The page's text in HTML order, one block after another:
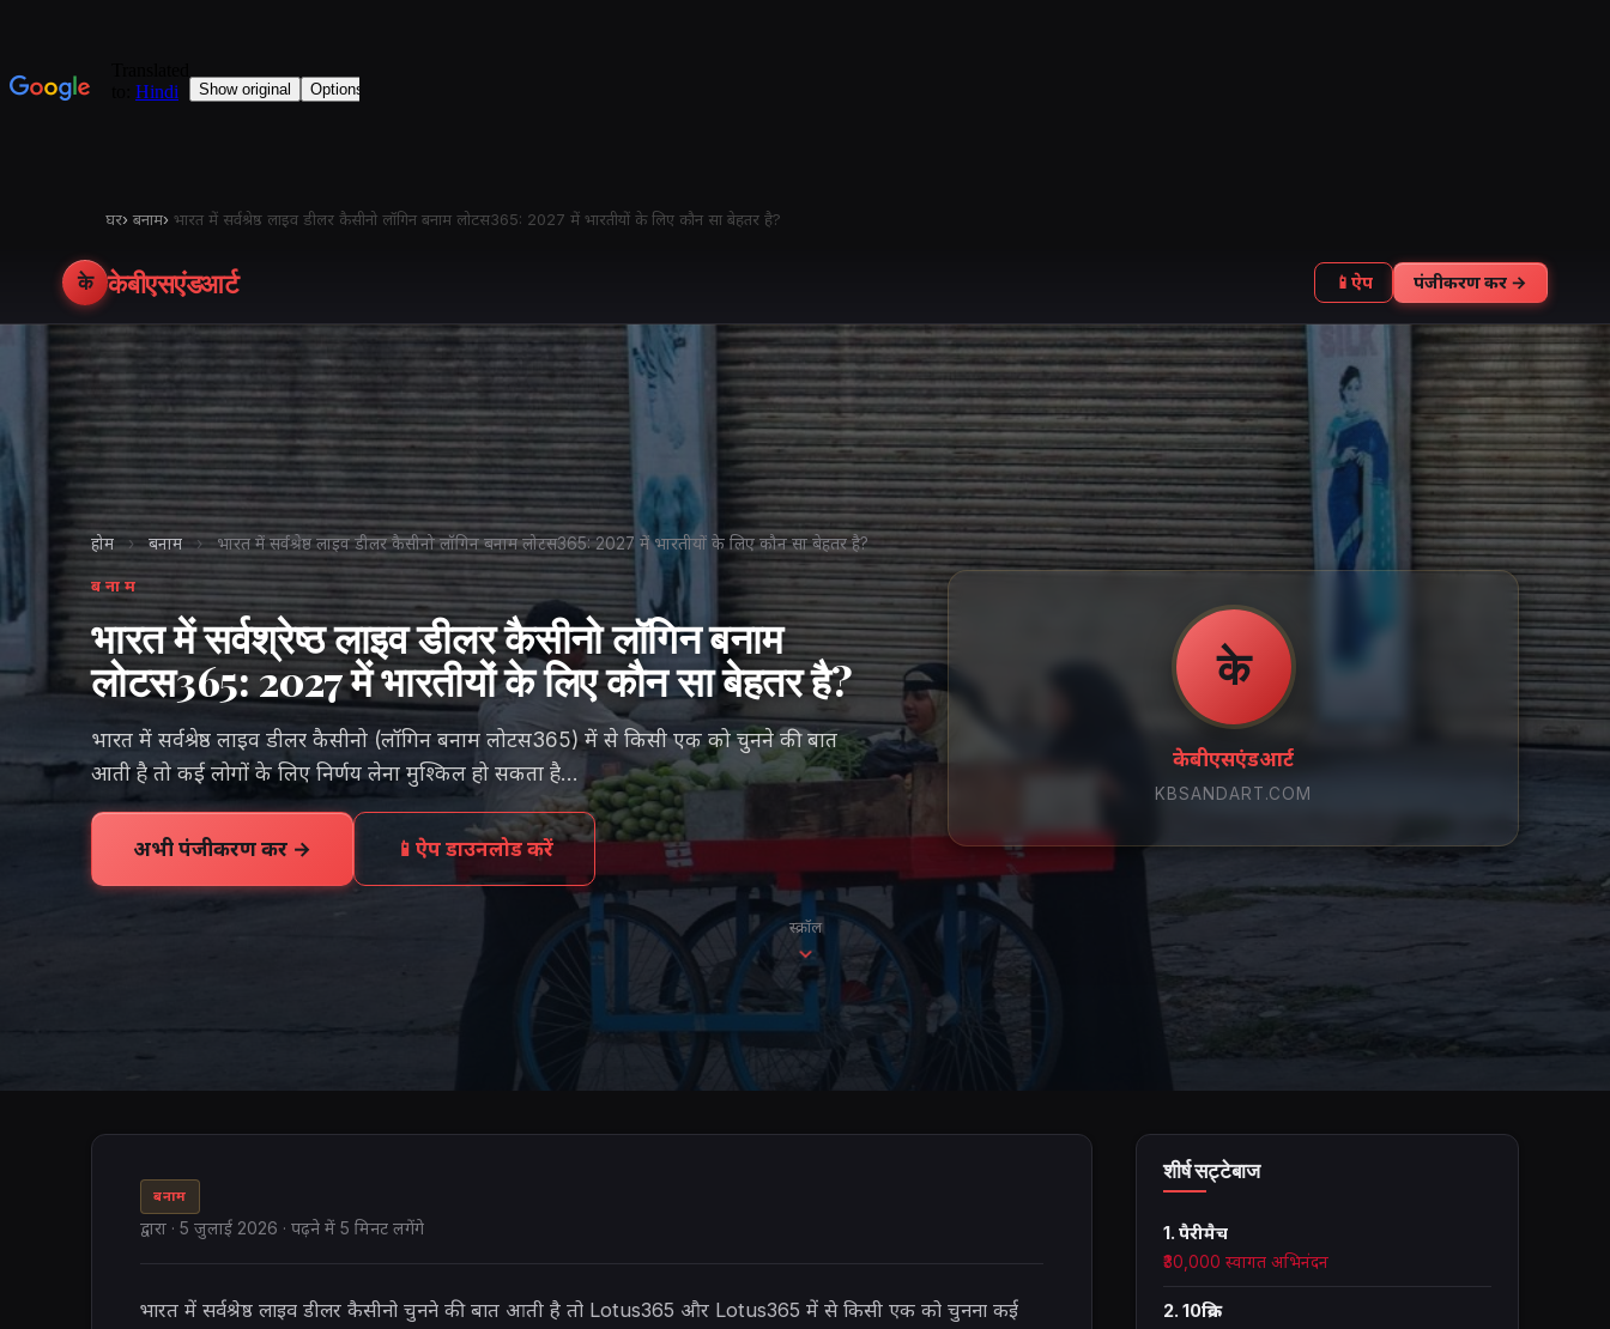
घर› बनाम› भारत में सर्वश्रेष्ठ लाइव डीलर कैसीनो लॉगिन बनाम लोटस365: 2027 में भारतीयों के लिए कौन सा बेहतर है?
के केबीएसएंडआर्ट 📱 ऐप पंजीकरण करें →
होम › बनाम › भारत में सर्वश्रेष्ठ लाइव डीलर कैसीनो लॉगिन बनाम लोटस365: 2027 में भारतीयों के लिए कौन सा बेहतर है?
बनाम
भारत में सर्वश्रेष्ठ लाइव डीलर कैसीनो लॉगिन बनाम
लोटस365: 2027 में भारतीयों के लिए कौन सा बेहतर है?
भारत में सर्वश्रेष्ठ लाइव डीलर कैसीनो (लॉगिन बनाम लोटस365) में से किसी एक को चुनने की बात
आती है तो कई लोगों के लिए निर्णय लेना मुश्किल हो सकता है…
अभी पंजीकरण करें → 📱 ऐप डाउनलोड करें
के
केबीएसएंडआर्ट
KBSANDART.COM
स्क्रॉल
बनाम
द्वारा · 5 जुलाई 2026 · पढ़ने में 5 मिनट लगेंगे
भारत में सर्वश्रेष्ठ लाइव डीलर कैसीनो चुनने की बात आती है तो Lotus365 और Lotus365 में से किसी एक को चुनना कई
शीर्ष सट्टेबाज
1. पैरीमैच
₹30,000 स्वागत अभिनंदन
2. 10क्रिक